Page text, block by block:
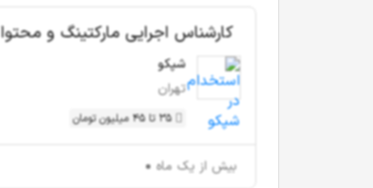
کارشناس اجرایی مارکتینگ و محتوا
شپکو
تهران
35 تا 45 میلیون تومان
بیش از یک ماه